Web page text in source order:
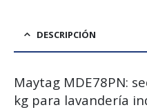
DESCRIPCIÓN
Maytag MDE78PN:
kg para lavandería